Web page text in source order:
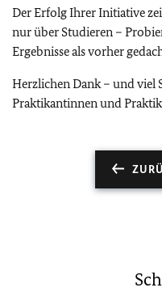
Der Erfolg Ihrer Initiative
nur über Studieren –
Ergebnisse als vorher
Herzlichen Dank – und viel
Praktikantinnen und